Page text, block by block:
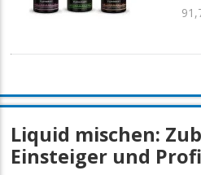
Liquid mischen:
Einsteiger und